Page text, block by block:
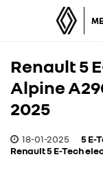
Renault 5
Alpine
2025
18-01-2025 5 E-
Renault 5 E-Tech